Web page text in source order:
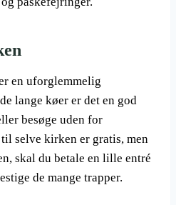
en uforglemmelig
lange køer er det en god
besøge uden for
selve kirken er gratis, men
skal du betale en lille entré
de mange trapper.